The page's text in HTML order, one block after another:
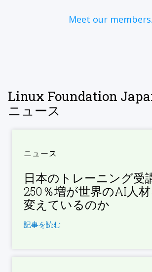
Meet our members.
Linux Foundation
ニュース
ニュース
日本のトレーニング受
250％増が世界のAI人
変えているのか
記事を読む